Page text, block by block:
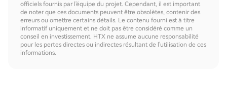
officiels fournis par l'équipe du projet. Cependant, il est important
de noter que ces documents peuvent être obsolètes, contenir des
erreurs ou omettre certains détails. Le contenu fourni est à titre
informatif uniquement et ne doit pas être considéré comme un
conseil en investissement. HTX ne assume aucune responsabilité
pour les pertes directes ou indirectes résultant de l'utilisation de ces
informations.